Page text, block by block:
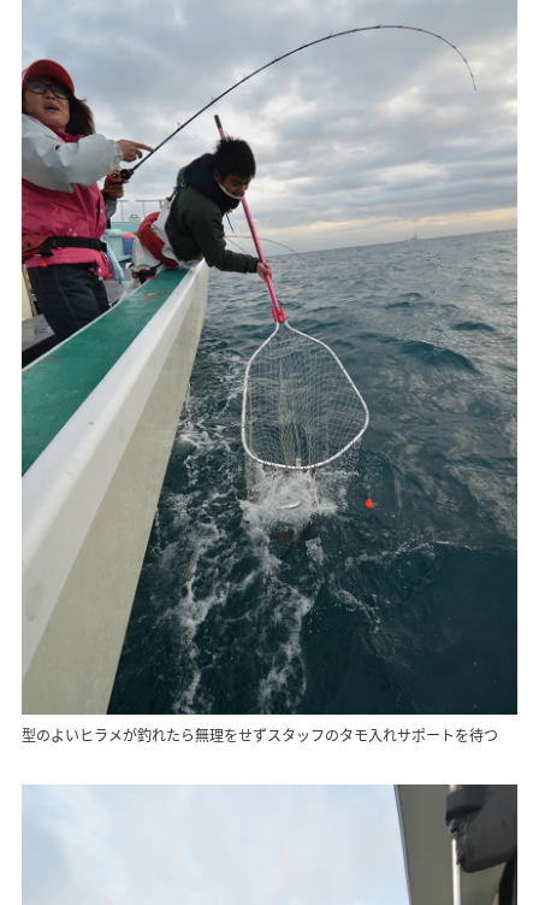
型のよいヒラメが釣れたら無理をせずスタッフのタモ入れサポートを待つ